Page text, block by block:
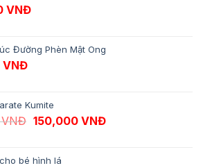
VNĐ
Đường Phèn Mật Ong
VNĐ
Kumite
VNĐ Giá gốc là: 170,000 VNĐ.
150,000 VNĐGiá hiện tại là:
bé hình lá